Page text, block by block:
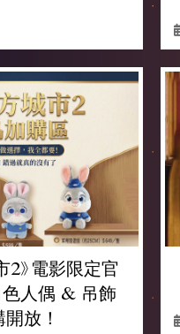
2》電影限定官
人偶 & 吊飾
放！